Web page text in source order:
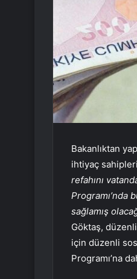
Bakanlıktan
ihtiyaç
refahını
sağlamış
Göktaş, düzenli
için düzenli
Programı’na